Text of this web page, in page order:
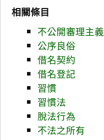
相關條目
不公開審理主義
公序良俗
借名契約
借名登記
習慣
習慣法
脫法行為
不法之所有